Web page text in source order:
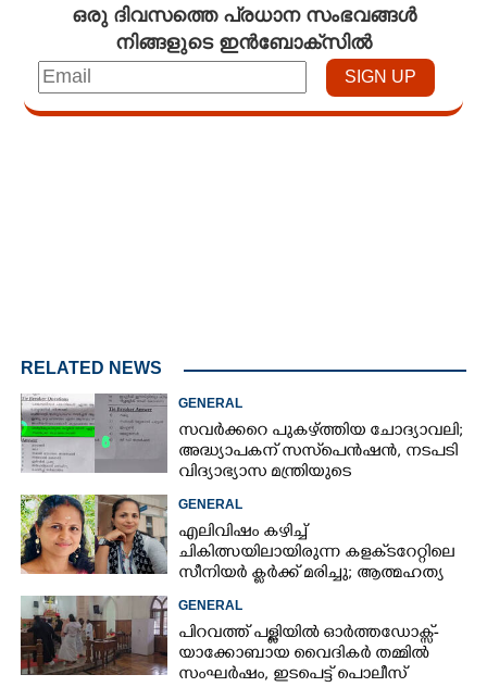
ഒരു ദിവസത്തെ പ്രധാന സംഭവങ്ങൾ
നിങ്ങളുടെ ഇൻബോക്സിൽ
RELATED NEWS
GENERAL
സവർക്കറെ പുകഴ്ത്തിയ ചോദ്യാവലി;
അദ്ധ്യാപകന് സസ്‌പെൻഷൻ, നടപടി
വിദ്യാഭ്യാസ മന്ത്രിയുടെ
GENERAL
എലിവിഷം കഴിച്ച്
ചികിത്സയിലായിരുന്ന കളക്‌ടറേറ്റിലെ
സീനിയർ ക്ലർക്ക് മരിച്ചു; ആത്മഹത്യ
സംശയം
GENERAL
പിറവത്ത് പള്ളിയിൽ ഓർത്തഡോക്സ്-
യാക്കോബായ വൈദികർ തമ്മിൽ
സംഘർഷം, ഇടപെട്ട് പൊലീസ്